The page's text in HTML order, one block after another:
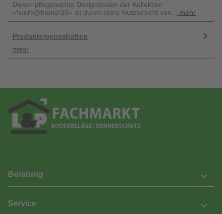
Dieser pflegeleichte Designboden der Kollektion
»floors@home/30« ist durch seine Nutzschicht von...
mehr
Produkteigenschaften
mehr
Beratung
Service